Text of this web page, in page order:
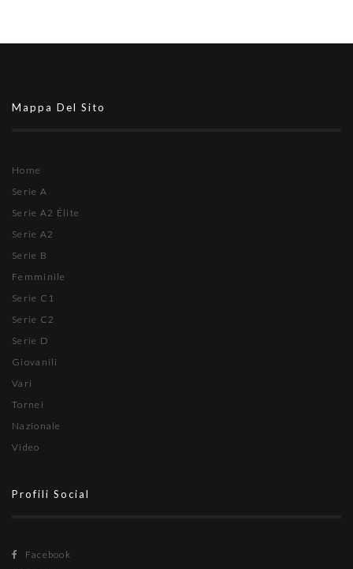
Mappa Del Sito
Home
Serie A
Serie A2 Élite
Serie A2
Serie B
Femminile
Serie C1
Serie C2
Serie D
Giovanili
Vari
Tornei
Nazionale
Video
Profili Social
Facebook